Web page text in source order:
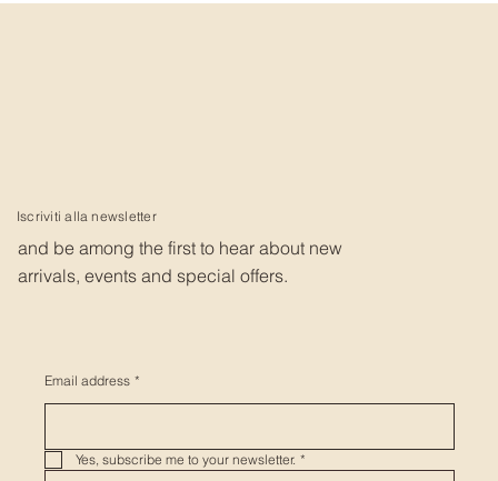
Iscriviti alla newsletter
and be among the first to hear about new
arrivals, events and special offers.
Email address *
Yes, subscribe me to your newsletter. *